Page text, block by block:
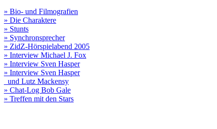
» Bio- und Filmografien
» Die Charaktere
» Stunts
» Synchronsprecher
» ZidZ-Hörspielabend 2005
» Interview Michael J. Fox
» Interview Sven Hasper
» Interview Sven Hasper
und Lutz Mackensy
» Chat-Log Bob Gale
» Treffen mit den Stars